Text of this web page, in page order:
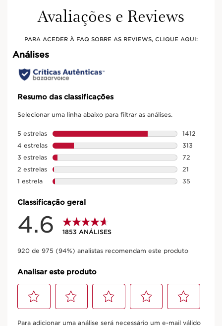
Avaliações e Reviews
PARA ACEDER À FAQ SOBRE AS REVIEWS, CLIQUE AQUI: